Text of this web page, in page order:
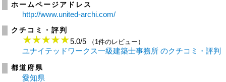
ホームページアドレス
http://www.united-archi.com/
クチコミ・評判
5.0/5 （1件のレビュー）
ユナイテッドワークス一級建築士事務所 のクチコミ・評判
都道府県
愛知県